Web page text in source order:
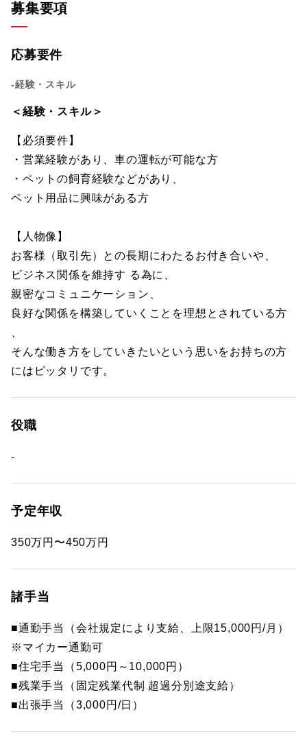
募集要項
応募要件
-経験・スキル
＜経験・スキル＞
【必須要件】
・営業経験があり、車の運転が可能な方
・ペットの飼育経験などがあり、
ペット用品に興味がある方
【人物像】
お客様（取引先）との長期にわたるお付き合いや、
ビジネス関係を維持す る為に、
親密なコミュニケーション、
良好な関係を構築していくことを理想とされている方
そんな働き方をしていきたいという思いをお持ちの方
にはピッタリです。
役職
-
予定年収
350万円〜450万円
諸手当
■通勤手当（会社規定により支給、上限15,000円/月）
※マイカー通勤可
■住宅手当（5,000円～10,000円）
■残業手当（固定残業代制 超過分別途支給）
■出張手当（3,000円/日）